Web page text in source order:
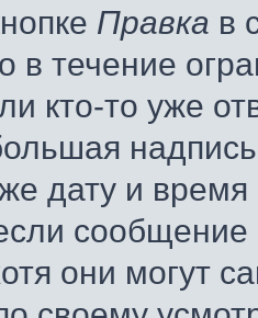
Правка в
в течение
кто-то уже
дату и
они могут